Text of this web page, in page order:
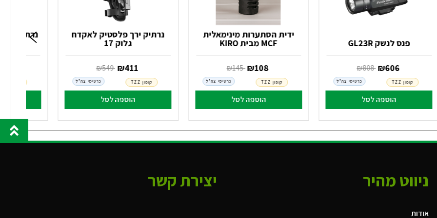
פנס לנשק GL23R
‏ ₪
808 606
הוספה לסל
כרטיסי צה"ל קופון TZZ
ידית הסתערות מינימאלית
MCF מבית KIRO
‏ ₪
145 ‏ ₪
108
הוספה לסל
כרטיסי צה"ל קופון TZZ
נרתיק ירך פלסטיק לאקדח
גלוק 17
‏ ₪
549 411
הוספה לסל
כרטיסי צה"ל קופון TZZ
ניווט מהיר
אודות
יצירת קשר